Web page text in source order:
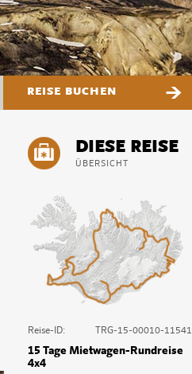
REISE BUCHEN
DIESE REISE
ÜBERSICHT
Reise-ID: TRG-15-00010-11541
15 Tage Mietwagen-Rundreise
4x4